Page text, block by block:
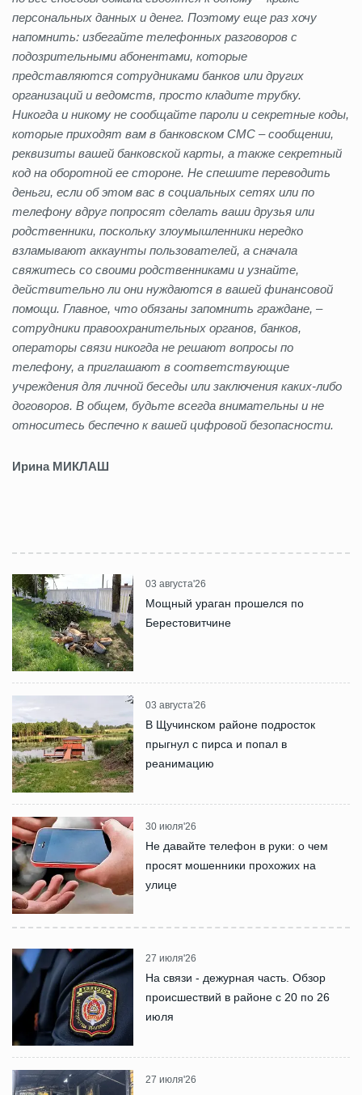
персональных данных и денег. Поэтому еще раз хочу
напомнить: избегайте телефонных разговоров с
подозрительными абонентами, которые
представляются сотрудниками банков или других
организаций и ведомств, просто кладите трубку.
Никогда и никому не сообщайте пароли и секретные коды,
которые приходят вам в банковском СМС – сообщении,
реквизиты вашей банковской карты, а также секретный
код на оборотной ее стороне. Не спешите переводить
деньги, если об этом вас в социальных сетях или по
телефону вдруг попросят сделать ваши друзья или
родственники, поскольку злоумышленники нередко
взламывают аккаунты пользователей, а сначала
свяжитесь со своими родственниками и узнайте,
действительно ли они нуждаются в вашей финансовой
помощи. Главное, что обязаны запомнить граждане, –
сотрудники правоохранительных органов, банков,
операторы связи никогда не решают вопросы по
телефону, а приглашают в соответствующие
учреждения для личной беседы или заключения каких-либо
договоров. В общем, будьте всегда внимательны и не
относитесь беспечно к вашей цифровой безопасности.
Ирина МИКЛАШ
03 августа'26
Мощный ураган прошелся по
Берестовитчине
03 августа'26
В Щучинском районе подросток
прыгнул с пирса и попал в
реанимацию
30 июля'26
Не давайте телефон в руки: о чем
просят мошенники прохожих на
улице
27 июля'26
На связи - дежурная часть. Обзор
происшествий в районе с 20 по 26
июля
27 июля'26